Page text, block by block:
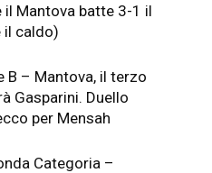
il Mantova batte 3-1 il
il caldo)
B – Mantova, il terzo
Gasparini. Duello
per Mensah
Categoria –